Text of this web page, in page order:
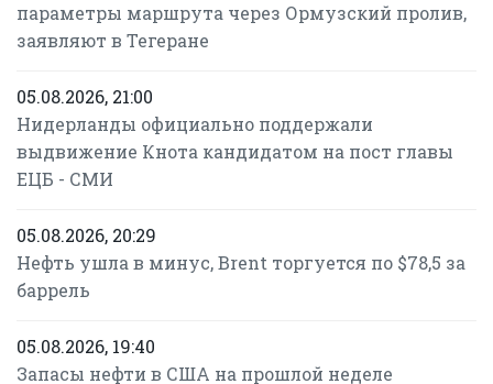
параметры маршрута через Ормузский пролив,
заявляют в Тегеране
05.08.2026, 21:00
Нидерланды официально поддержали
выдвижение Кнота кандидатом на пост главы
ЕЦБ - СМИ
05.08.2026, 20:29
Нефть ушла в минус, Brent торгуется по $78,5 за
баррель
05.08.2026, 19:40
Запасы нефти в США на прошлой неделе